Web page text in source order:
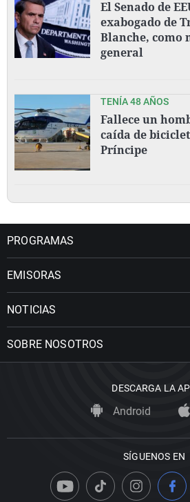
El Senado de
exabogado de
Blanche, como
general
TENÍA 48 AÑOS
Fallece un
caída de
Príncipe
PROGRAMAS
EMISORAS
NOTICIAS
SOBRE NOSOTROS
DESCARGA LA
Android
SÍGUENOS EN